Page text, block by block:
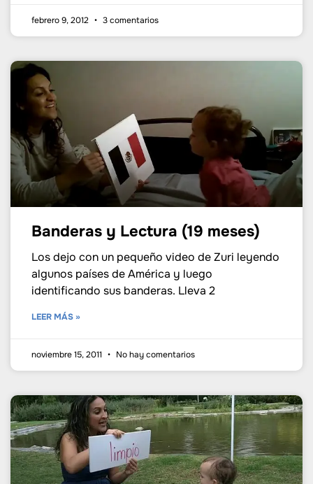
febrero 9, 2012 3 comentarios
Banderas y Lectura (19 meses)
Los dejo con un pequeño video de Zuri leyendo
algunos países de América y luego
identificando sus banderas. Lleva 2
LEER MÁS »
noviembre 15, 2011 No hay comentarios